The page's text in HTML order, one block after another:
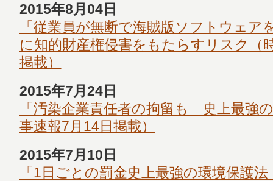
2015年8月04日
「従業員が無断で海賊版ソフトウェア
に知的財産権侵害をもたらすリスク（
掲載）
2015年7月24日
「汚染企業責任者の拘留も 史上最強
事速報7月14日掲載）
2015年7月10日
「1日ごとの罰金史上最強の環境保護